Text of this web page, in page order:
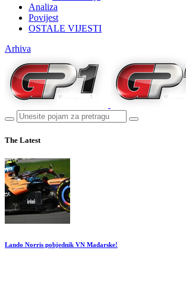
Analiza
Povijest
OSTALE VIJESTI
Arhiva
The Latest
Lando Norris pobjednik VN Mađarske!